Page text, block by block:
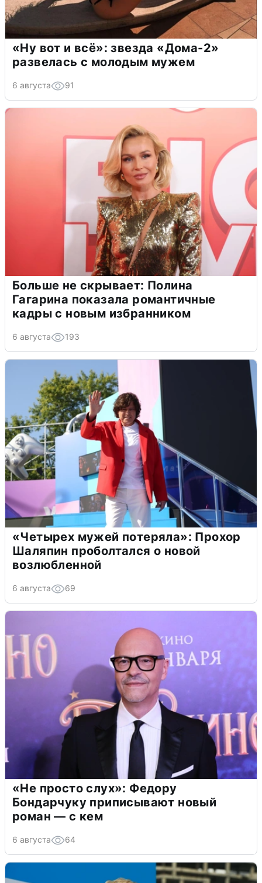
«Ну вот и всё»: звезда «Дома-2»
развелась с молодым мужем
6 августа 91
Больше не скрывает: Полина
Гагарина показала романтичные
кадры с новым избранником
6 августа 193
«Четырех мужей потеряла»: Прохор
Шаляпин проболтался о новой
возлюбленной
6 августа 69
«Не просто слух»: Федору
Бондарчуку приписывают новый
роман — с кем
6 августа 64